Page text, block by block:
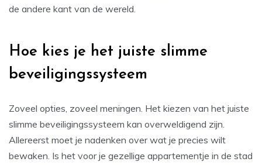
de andere kant van de wereld.
Hoe kies je het juiste slimme
beveiligingssysteem
Zoveel opties, zoveel meningen. Het kiezen van het juiste
slimme beveiligingssysteem kan overweldigend zijn.
Allereerst moet je nadenken over wat je precies wilt
bewaken. Is het voor je gezellige appartementje in de stad